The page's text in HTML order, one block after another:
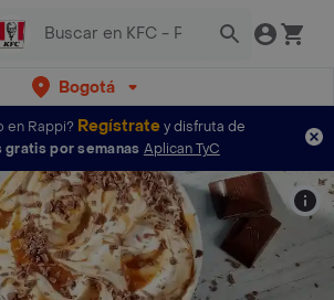
Bogotá
en Rappi? Regístratey disfruta de
gratis por semanas Aplican TyC